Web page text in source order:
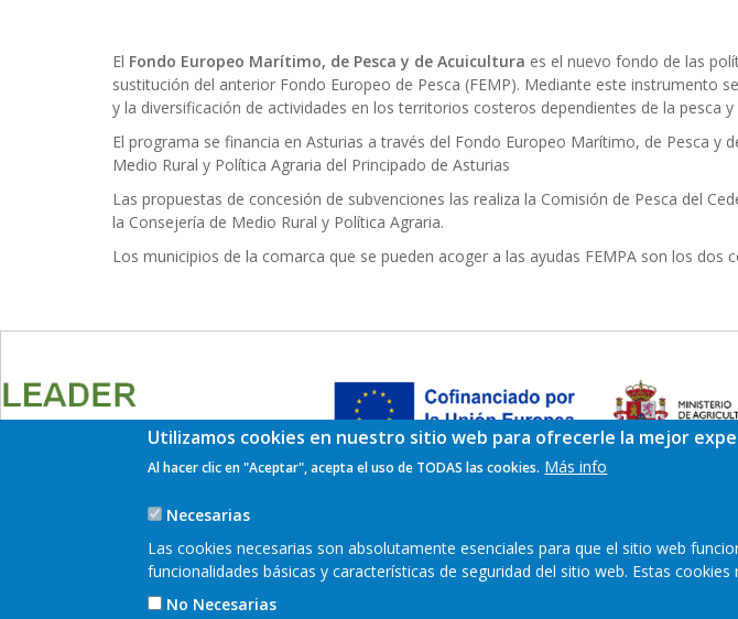
El Fondo Europeo Marítimo, de Pesca y de Acuicultura es el nuevo fondo de las
sustitución del anterior Fondo Europeo de Pesca (FEMP). Mediante este
y la diversificación de actividades en los territorios costeros dependientes de la pesca y
El programa se financia en Asturias a través del Fondo Europeo Marítimo, de Pesca y
Medio Rural y Política Agraria del Principado de Asturias
Las propuestas de concesión de subvenciones las realiza la Comisión de Pesca del
la Consejería de Medio Rural y Política Agraria.
Los municipios de la comarca que se pueden acoger a las ayudas FEMPA son los dos
Pie
Mapa web
Utilizamos cookies en nuestro sitio web para ofrecerle la mejor
Al hacer clic en "Aceptar", acepta el uso de TODAS las cookies. Más info
Necesarias
Las cookies necesarias son absolutamente esenciales para que el sitio web
funcionalidades básicas y características de seguridad del sitio web. Estas
No Necesarias